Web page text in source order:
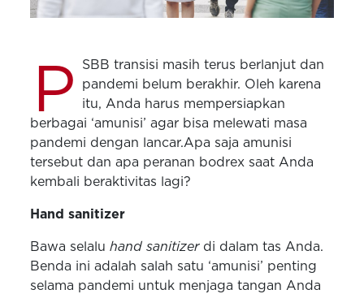
P
SBB transisi masih terus berlanjut dan
pandemi belum berakhir. Oleh karena
itu, Anda harus mempersiapkan
berbagai ‘amunisi’ agar bisa melewati masa
pandemi dengan lancar.Apa saja amunisi
tersebut dan apa peranan bodrex saat Anda
kembali beraktivitas lagi?
Hand sanitizer
Bawa selaluhand sanitizerdi dalam tas Anda.
Benda ini adalah salah satu ‘amunisi’ penting
selama pandemi untuk menjaga tangan Anda